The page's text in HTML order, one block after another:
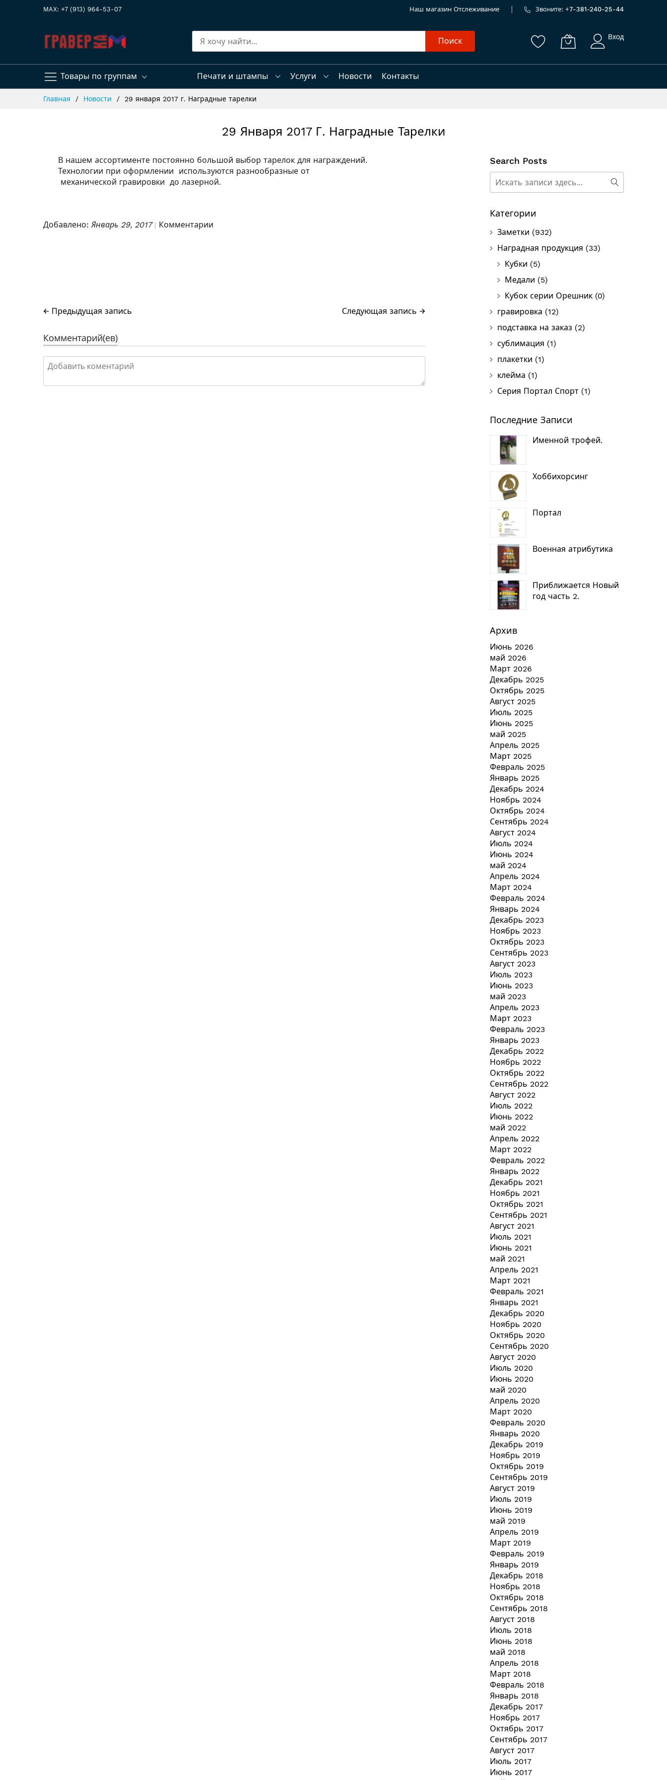
MAX: +7 (913) 964-53-07 Наш магазин Отслеживание Звоните: +7-381-240-25-44
Товары по группам
Поиск Вход
Печати и штампы Услуги Новости
Контакты
Главная Новости 29 января 2017 г. Наградные тарелки
29 Января 2017 Г. Наградные Тарелки
В нашем ассортименте постоянно большой выбор тарелок для награждений.
Технологии при оформлении используются разнообразные от
механической гравировки до лазерной.
Добавлено: Январь 29, 2017 Комментарии
← Предыдущая запись Следующая запись →
Комментарий(ев)
Search Posts
Поиск
Категории
Заметки (932)
Наградная продукция (33)
Кубки (5)
Медали (5)
Кубок серии Орешник (0)
гравировка (12)
подставка на заказ (2)
сублимация (1)
плакетки (1)
клейма (1)
Серия Портал Спорт (1)
Последние Записи
Именной трофей.
Хоббихорсинг
Портал
Военная атрибутика
Приближается Новый
год часть 2.
Архив
Июнь 2026
май 2026
Март 2026
Декабрь 2025
Октябрь 2025
Август 2025
Июль 2025
Июнь 2025
май 2025
Апрель 2025
Март 2025
Февраль 2025
Январь 2025
Декабрь 2024
Ноябрь 2024
Октябрь 2024
Сентябрь 2024
Август 2024
Июль 2024
Июнь 2024
май 2024
Апрель 2024
Март 2024
Февраль 2024
Январь 2024
Декабрь 2023
Ноябрь 2023
Октябрь 2023
Сентябрь 2023
Август 2023
Июль 2023
Июнь 2023
май 2023
Апрель 2023
Март 2023
Февраль 2023
Январь 2023
Декабрь 2022
Ноябрь 2022
Октябрь 2022
Сентябрь 2022
Август 2022
Июль 2022
Июнь 2022
май 2022
Апрель 2022
Март 2022
Февраль 2022
Январь 2022
Декабрь 2021
Ноябрь 2021
Октябрь 2021
Сентябрь 2021
Август 2021
Июль 2021
Июнь 2021
май 2021
Апрель 2021
Март 2021
Февраль 2021
Январь 2021
Декабрь 2020
Ноябрь 2020
Октябрь 2020
Сентябрь 2020
Август 2020
Июль 2020
Июнь 2020
май 2020
Апрель 2020
Март 2020
Февраль 2020
Январь 2020
Декабрь 2019
Ноябрь 2019
Октябрь 2019
Сентябрь 2019
Август 2019
Июль 2019
Июнь 2019
май 2019
Апрель 2019
Март 2019
Февраль 2019
Январь 2019
Декабрь 2018
Ноябрь 2018
Октябрь 2018
Сентябрь 2018
Август 2018
Июль 2018
Июнь 2018
май 2018
Апрель 2018
Март 2018
Февраль 2018
Январь 2018
Декабрь 2017
Ноябрь 2017
Октябрь 2017
Сентябрь 2017
Август 2017
Июль 2017
Июнь 2017